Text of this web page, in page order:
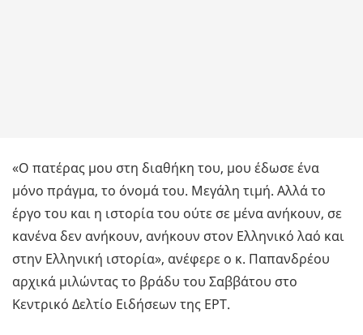
«Ο πατέρας μου στη διαθήκη του, μου έδωσε ένα
μόνο πράγμα, το όνομά του. Μεγάλη τιμή. Αλλά το
έργο του και η ιστορία του ούτε σε μένα ανήκουν, σε
κανένα δεν ανήκουν, ανήκουν στον Ελληνικό λαό και
στην Ελληνική ιστορία», ανέφερε ο κ. Παπανδρέου
αρχικά μιλώντας το βράδυ του Σαββάτου στο
Κεντρικό Δελτίο Ειδήσεων της ΕΡΤ.